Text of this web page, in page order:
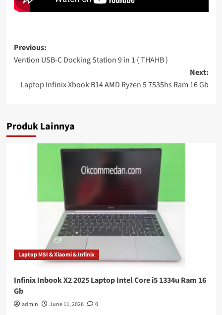
Post
navigation
Previous:
Vention USB-C Docking Station 9 in 1 ( THAHB )
Next:
Laptop Infinix Xbook B14 AMD Ryzen 5 7535hs Ram 16 Gb
Produk Lainnya
Laptop MSI & Xiaomi & Infinix
Infinix Inbook X2 2025 Laptop Intel Core i5 1334u Ram 16
Gb
admin June 11, 2026 0